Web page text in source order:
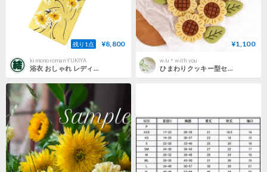
残り1点 ¥8,800
kimonoroman YUKIYA
浴衣 おしゃれ レディース ゆかた 夏祭り 花火大会 和装 夏物 和服 着物 きもの キモノ 花火大会 お祭り yukata
¥1,100
w/u＊with you
ひまわりクッキー型セット/夏休み 夏 手作り焼き菓子 花 向日葵 型抜き 抜き型 アイシング 粘土 焼き菓子